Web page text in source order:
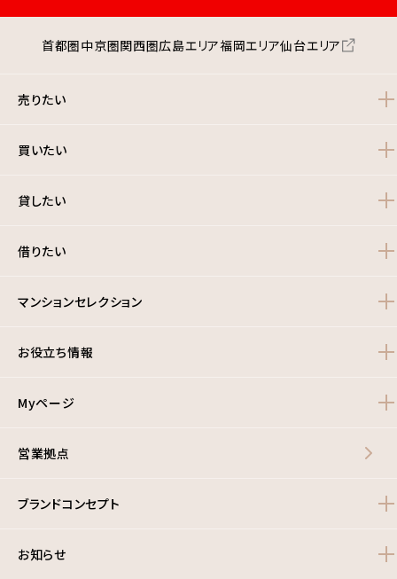
首都圏中京圏関西圏広島エリア福岡エリア仙台エリア
売りたい
買いたい
貸したい
借りたい
マンションセレクション
お役立ち情報
Myページ
営業拠点
ブランドコンセプト
お知らせ